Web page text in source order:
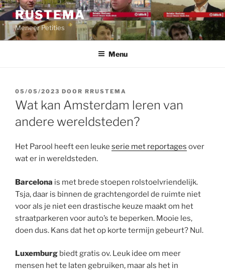
Ga
naar
inhoud
RUSTEMA
Meneer Petities
Menu
GEPLAATST
OP
05/05/2023 DOOR RRUSTEMA
Wat kan Amsterdam leren van
andere wereldsteden?
Het Parool heeft een leuke serie met reportages over
wat er in wereldsteden.
Barcelona is met brede stoepen rolstoelvriendelijk.
Tsja, daar is binnen de grachtengordel de ruimte niet
voor als je niet een drastische keuze maakt om het
straatparkeren voor auto’s te beperken. Mooie les,
doen dus. Kans dat het op korte termijn gebeurt? Nul.
Luxemburg biedt gratis ov. Leuk idee om meer
mensen het te laten gebruiken, maar als het in